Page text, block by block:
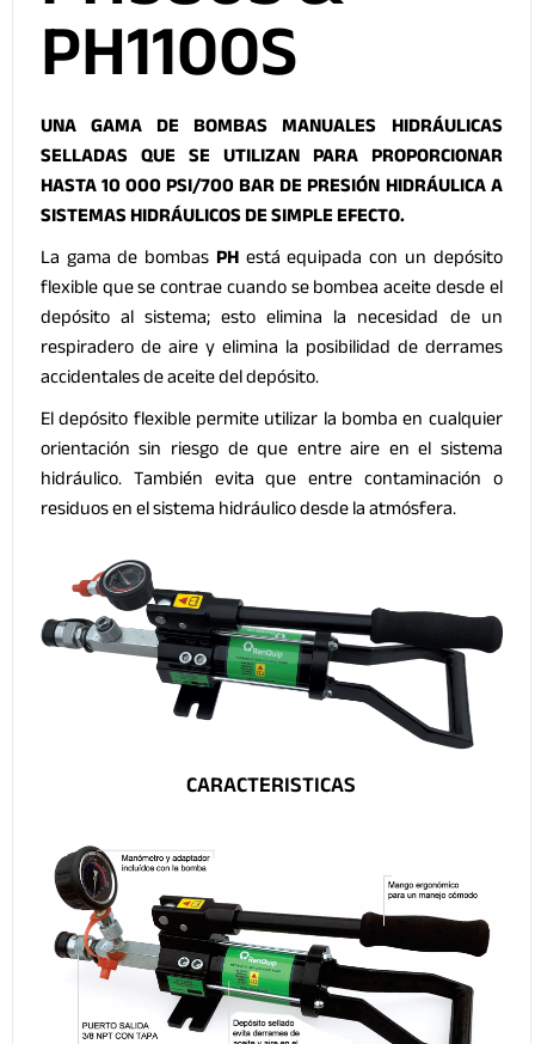
PH1100S
UNA GAMA DE BOMBAS MANUALES HIDRÁULICAS
SELLADAS QUE SE UTILIZAN PARA PROPORCIONAR
HASTA 10 000 PSI/700 BAR DE PRESIÓN HIDRÁULICA A
SISTEMAS HIDRÁULICOS DE SIMPLE EFECTO.
La gama de bombas PHestá equipada con un depósito
flexible que se contrae cuando se bombea aceite desde el
depósito al sistema; esto elimina la necesidad de un
respiradero de aire y elimina la posibilidad de derrames
accidentales de aceite del depósito.
El depósito flexible permite utilizar la bomba en cualquier
orientación sin riesgo de que entre aire en el sistema
hidráulico. También evita que entre contaminación o
residuos en el sistema hidráulico desde la atmósfera.
CARACTERISTICAS